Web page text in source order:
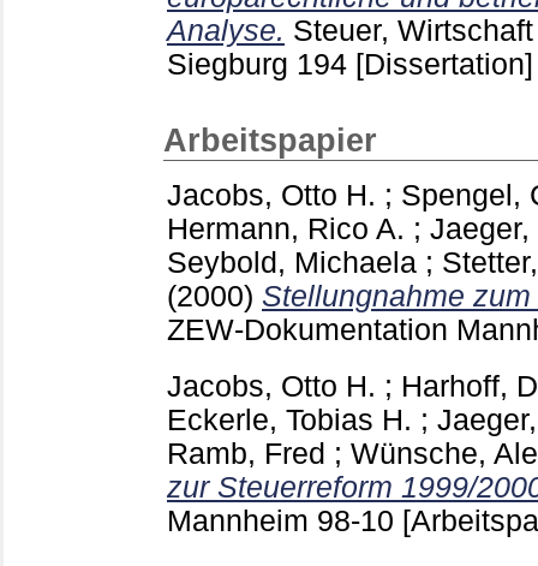
Analyse. Steuer,
Siegburg 194 [Dissertation]
Arbeitspapier
Jacobs, Otto H. ; Spengel,
Hermann, Rico A. ;
Seybold, Michaela ;
(2000) Stellungnahme
ZEW-Dokumentation
Jacobs, Otto H. ; Harhoff,
Eckerle, Tobias H. ;
Ramb, Fred ; Wünsche,
zur Steuerreform 1999/
Mannheim 98-10